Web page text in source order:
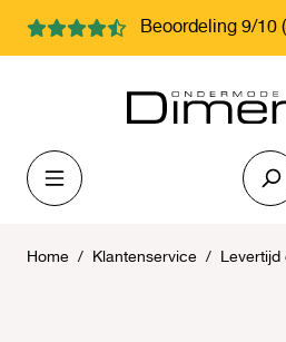
Beoordeling 9/10
Home / Klantenservice /